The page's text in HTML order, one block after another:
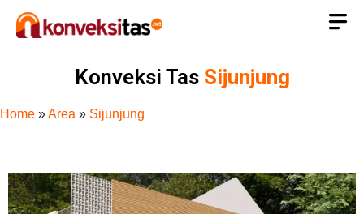
Konveksi Tas Sijunjung
Home »Area » Sijunjung